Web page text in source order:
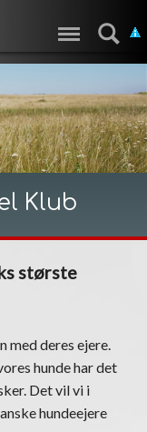
Klub
største
med deres ejere.
hunde har det
Det vil vi i
hundeejere